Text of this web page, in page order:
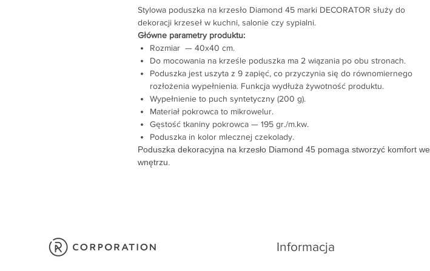
Stylowa poduszka na krzesło Diamond 45 marki DECORATOR służy do
dekoracji krzeseł w kuchni, salonie czy sypialni.
Główne parametry produktu:
Rozmiar — 40x40 cm.
Do mocowania na krześle poduszka ma 2 wiązania po obu stronach.
Poduszka jest uszyta z 9 zapięć, co przyczynia się do równomiernego
rozłożenia wypełnienia. Funkcja wydłuża żywotność produktu.
Wypełnienie to puch syntetyczny (200 g).
Materiał pokrowca to mikrowelur.
Gęstość tkaniny pokrowca — 195 gr./m.kw.
Poduszka in kolor mlecznej czekolady.
Poduszka dekoracyjna na krzesło Diamond 45 pomaga stworzyć komfort we
wnętrzu.
Informacja